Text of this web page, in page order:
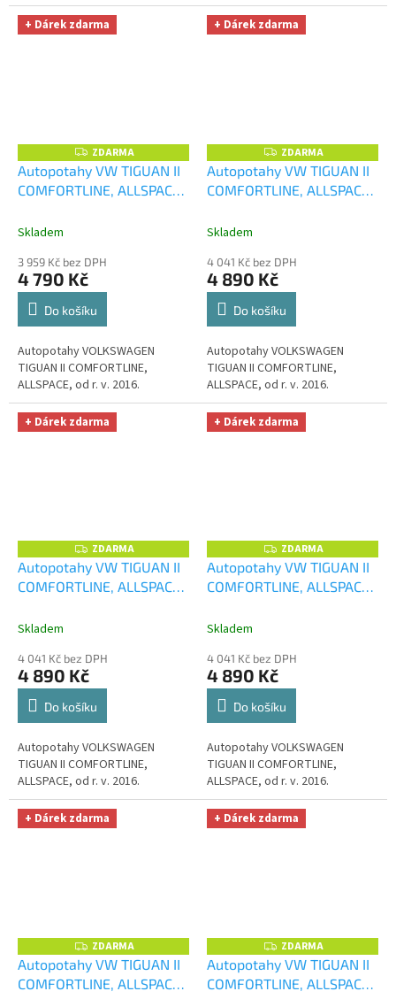
+ Dárek zdarma
Z
D
A
R
ZDARMA
Autopotahy VW TIGUAN II
COMFORTLINE, ALLSPACE,
šedé+ UNIVERZÁL utěrka
Microfiber zdarma v
hodnotě 299,-Kč
Skladem
3 959 Kč bez DPH
4 790 Kč
Do košíku
Autopotahy VOLKSWAGEN
TIGUAN II COMFORTLINE,
ALLSPACE, od r. v. 2016.
+ Dárek zdarma
Z
D
A
R
ZDARMA
Autopotahy VW TIGUAN II
COMFORTLINE, ALLSPACE,
černé+ UNIVERZÁL utěrka
Microfiber zdarma v
hodnotě 299,-Kč
Skladem
4 041 Kč bez DPH
4 890 Kč
Do košíku
Autopotahy VOLKSWAGEN
TIGUAN II COMFORTLINE,
ALLSPACE, od r. v. 2016.
+ Dárek zdarma
Z
D
A
R
ZDARMA
Autopotahy VW TIGUAN II
COMFORTLINE, ALLSPACE,
šedé+ UNIVERZÁL utěrka
Microfiber zdarma v
hodnotě 299,-Kč
Skladem
4 041 Kč bez DPH
4 890 Kč
Do košíku
Autopotahy VOLKSWAGEN
TIGUAN II COMFORTLINE,
ALLSPACE, od r. v. 2016.
+ Dárek zdarma
Z
D
A
R
ZDARMA
Autopotahy VW TIGUAN II
COMFORTLINE, ALLSPACE,
černé+ UNIVERZÁL utěrka
Microfiber zdarma v
hodnotě 299,-Kč
Skladem
4 041 Kč bez DPH
4 890 Kč
Do košíku
Autopotahy VOLKSWAGEN
TIGUAN II COMFORTLINE,
ALLSPACE, od r. v. 2016.
+ Dárek zdarma
Z
D
A
R
ZDARMA
Autopotahy VW TIGUAN II
COMFORTLINE, ALLSPACE,
+ Dárek zdarma
Z
D
A
R
ZDARMA
Autopotahy VW TIGUAN II
COMFORTLINE, ALLSPACE,